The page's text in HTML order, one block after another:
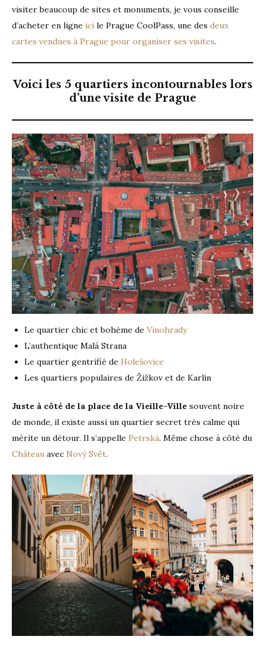
visiter beaucoup de sites et monuments, je vous conseille
d’acheter en ligne ici le Prague CoolPass, une des deux
cartes vendues à Prague pour organiser ses visites.
Voici les 5 quartiers incontournables lors
d’une visite de Prague
Le quartier chic et bohème de Vinohrady
L’authentique Malá Strana
Le quartier gentrifié de Holešovice
Les quartiers populaires de Žižkov et de Karlín
Juste à côté de la place de la Vieille-Ville souvent noire
de monde, il existe aussi un quartier secret très calme qui
mérite un détour. Il s’appelle Petrská. Même chose à côté du
Château avec Nový Svět.